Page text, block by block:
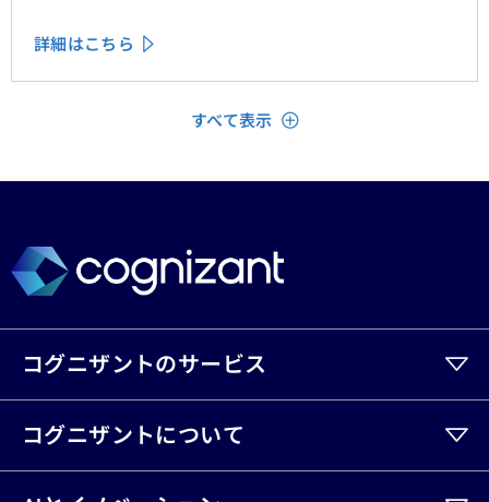
いる」「理解されている」と顧客に感じてもらうため
詳細はこちら
すべて表示 閉じる
コグニザントのサービス
コグニザントについて